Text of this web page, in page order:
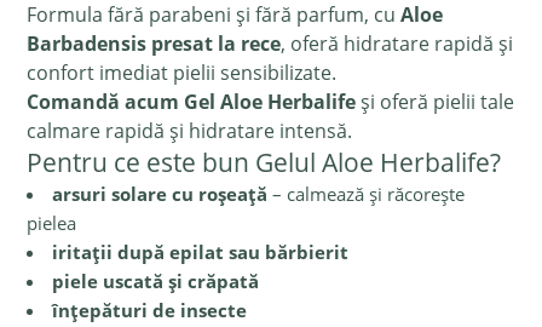
Formula fără parabeni și fără parfum, cuAloe
Barbadensis presat la rece, oferă hidratare rapidă și
confort imediat pielii sensibilizate.
Comandă acum Gel Aloe Herbalifeși oferă pielii tale
calmare rapidă și hidratare intensă.
Pentru ce este bun Gelul Aloe Herbalife?
arsuri solare cu roșeață– calmează și răcorește
pielea
iritații după epilat sau bărbierit
piele uscată și crăpată
înțepături de insecte